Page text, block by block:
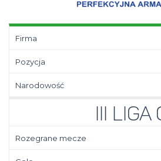
Firma
Pozycja
Narodowość
III Liga
Rozegrane mecze